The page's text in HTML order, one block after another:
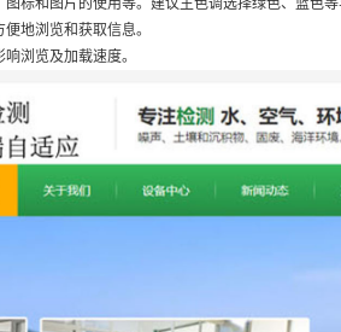
标和图片的使用等。建议主色调选择绿色、蓝色
地浏览和获取信息。
浏览及加载速度。